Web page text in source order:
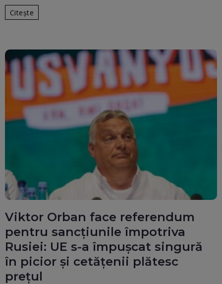
Citește
Viktor Orban face referendum
pentru sancţiunile împotriva
Rusiei: UE s-a împuşcat singură
în picior şi cetăţenii plătesc
preţul